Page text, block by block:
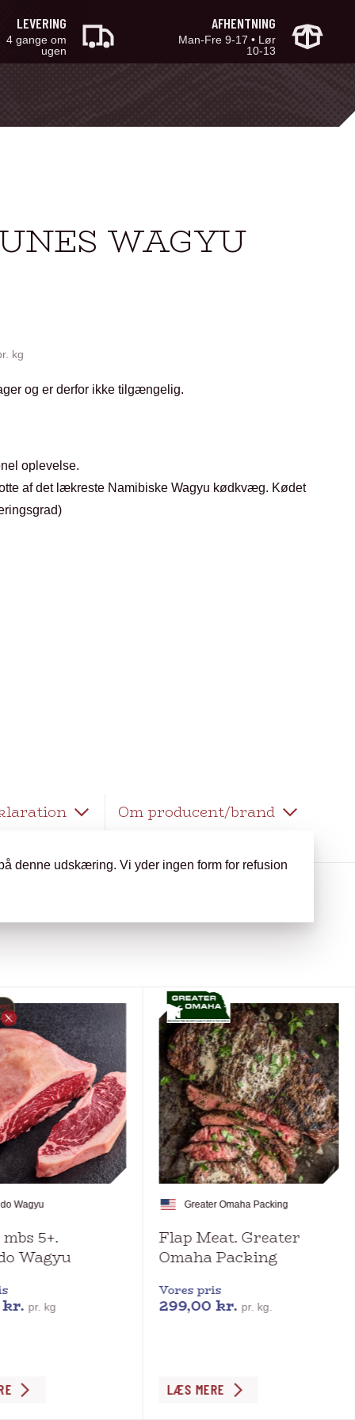
LEVERING
4 gange om
ugen
AFHENTNING
Man-Fre 9-17 • Lør
10-13
WAGYU
kg
og er derfor ikke tilgængelig.
oplevelse.
af det lækreste Namibiske Wagyu kødkvæg. Kødet
Om producent/brand
denne udskæring. Vi yder ingen form for refusion
Wagyu
5+.
Wagyu
kr. pr. kg
Greater Omaha Packing
Flap Meat. Greater
Omaha Packing
Vores pris
299,00kr. pr. kg.
Dette
LÆS MERE